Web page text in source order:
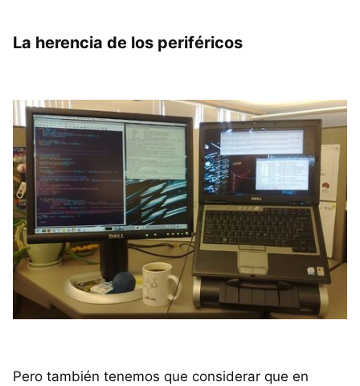
La herencia de los periféricos
Pero también tenemos que considerar que en